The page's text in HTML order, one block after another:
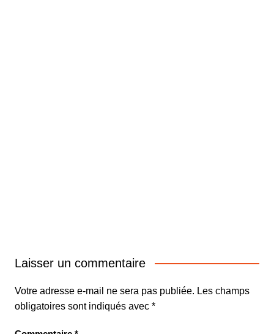
Laisser un commentaire
Votre adresse e-mail ne sera pas publiée. Les champs
obligatoires sont indiqués avec *